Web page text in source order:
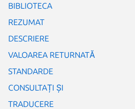
BIBLIOTECA
REZUMAT
DESCRIERE
VALOAREA RETURNATĂ
STANDARDE
CONSULTAȚI ȘI
TRADUCERE